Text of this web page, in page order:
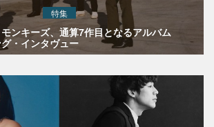
特集
ンキーズ、通算7作目となるアルバム
グ・インタヴュー